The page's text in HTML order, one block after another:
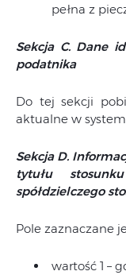
pełna z
Sekcja C. Dane
podatnika
Do tej sekcji
aktualne w
Sekcja D.
tytułu
spółdzielczego
Pole zaznaczane
wartość 1 –